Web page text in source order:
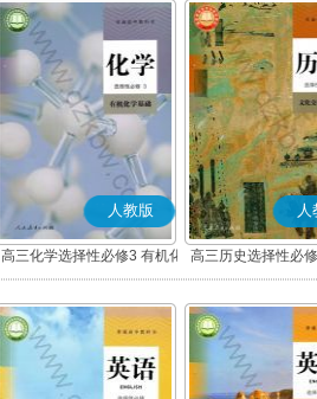
人教版
高三化学选择性必修3 有机化
学基础
人
高三历史选择性必
流与传播(部